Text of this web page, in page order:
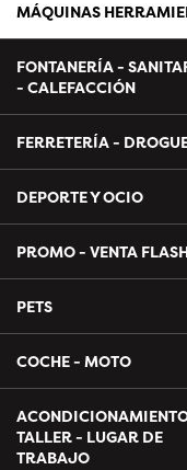
MÁQUINAS
FONTANERÍA -
- CALEFACCIÓN
FERRETERÍA -
DEPORTE Y OCIO
PROMO - VENTA
PETS
COCHE - MOTO
TALLER - LUGAR DE
TRABAJO